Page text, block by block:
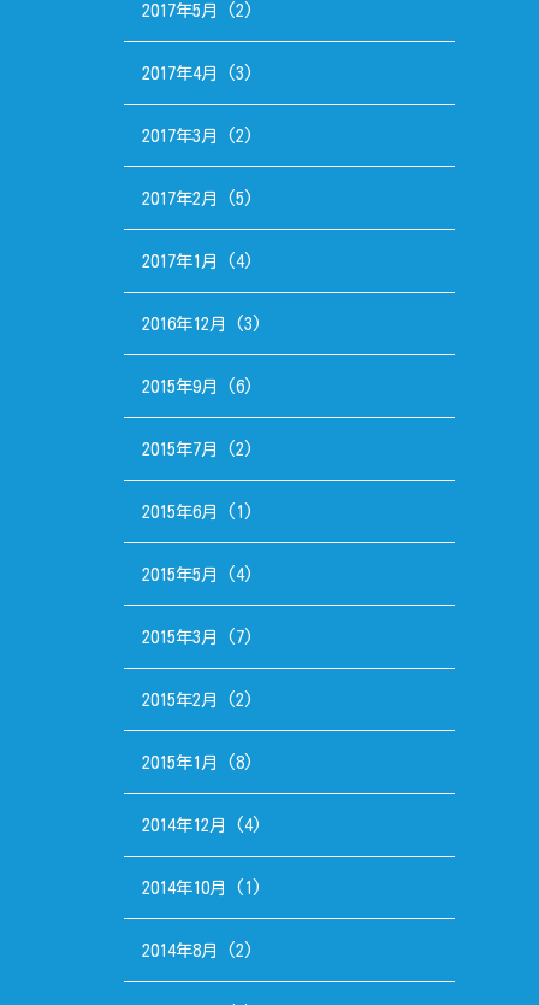
2017年5月 (2)
2017年4月 (3)
2017年3月 (2)
2017年2月 (5)
2017年1月 (4)
2016年12月 (3)
2015年9月 (6)
2015年7月 (2)
2015年6月 (1)
2015年5月 (4)
2015年3月 (7)
2015年2月 (2)
2015年1月 (8)
2014年12月 (4)
2014年10月 (1)
2014年8月 (2)